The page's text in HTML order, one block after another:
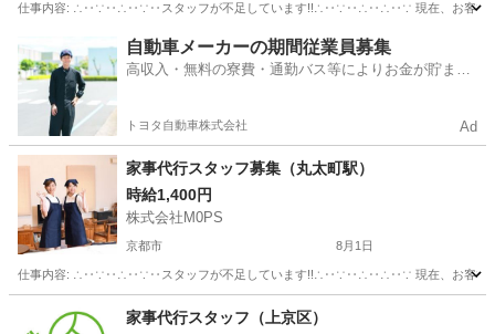
仕事内容: ∴‥∵‥∴‥∵‥スタッフが不足しています!!∴‥∵‥∴‥∴‥∵ 現在、お客様から多
東山駅 その他 スタッフ
自動車メーカーの期間従業員募集
高収入・無料の寮費・通勤バス等によりお金が貯まり
トヨタ自動車株式会社 Ad
家事代行スタッフ募集（丸太町駅）
時給1,400円
株式会社M0PS
京都市 8月1日
仕事内容: ∴‥∵‥∴‥∵‥スタッフが不足しています!!∴‥∵‥∴‥∴‥∵ 現在、お客様から多
京都市 その他 スタッフ
家事代行スタッフ（上京区）